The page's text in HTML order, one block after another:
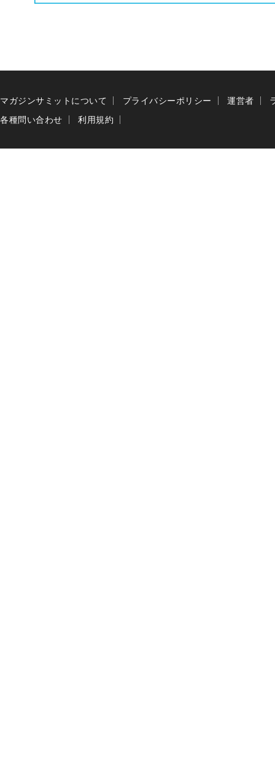
マガジンサミットについて プライバシーポリシー 運営者
各種問い合わせ
利用規約